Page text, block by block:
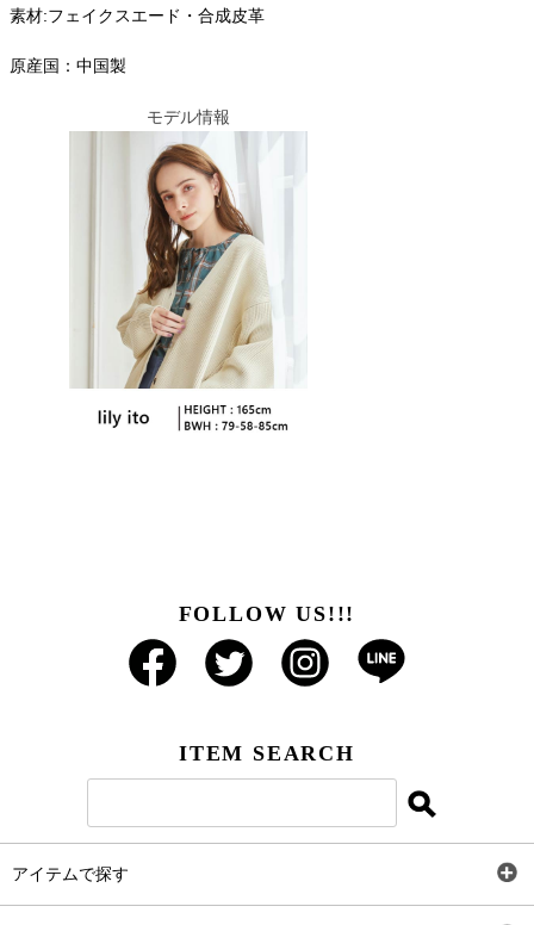
素材:フェイクスエード・合成皮革
原産国：中国製
モデル情報
FOLLOW US!!!
ITEM SEARCH
アイテムで探す